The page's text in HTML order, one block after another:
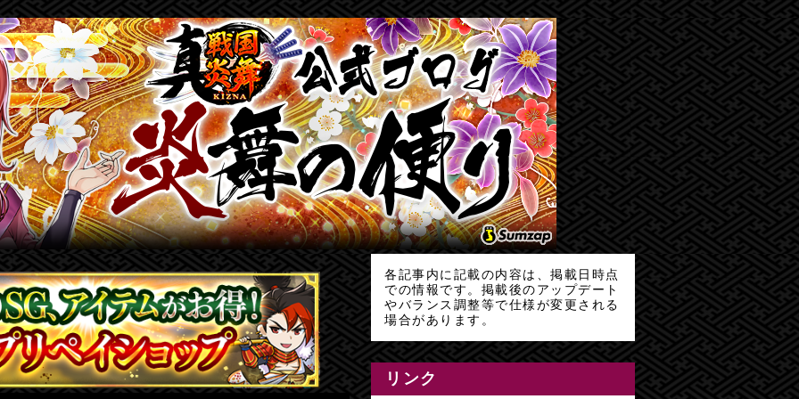
各記事内に記載の内容は、掲載日時点
での情報です。掲載後のアップデート
やバランス調整等で仕様が変更される
場合があります。
リンク